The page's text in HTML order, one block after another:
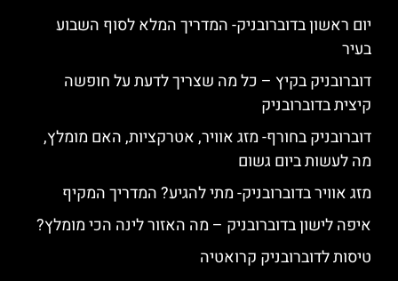
יום ראשון בדוברובניק- המדריך המלא לסוף השבוע
בעיר
דוברובניק בקיץ – כל מה שצריך לדעת על חופשה
קיצית בדוברובניק
דוברובניק בחורף- מזג אוויר, אטרקציות, האם מומלץ,
מה לעשות ביום גשום
מזג אוויר בדוברובניק- מתי להגיע? המדריך המקיף
איפה לישון בדוברובניק – מה האזור לינה הכי מומלץ?
טיסות לדוברובניק קרואטיה